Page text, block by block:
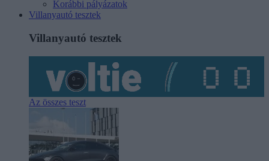
Korábbi pályázatok
Villanyautó tesztek
Villanyautó tesztek
Az összes teszt